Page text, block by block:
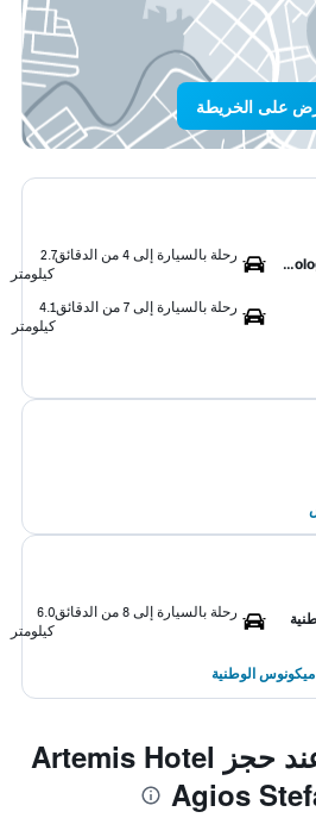
على الخريطة
Archaeological Museum of Mykonos
رحلة بالسيارة إلى 4 من الدقائق
2.7
كيلومتر
رحلة بالسيارة إلى 7 من الدقائق
4.1
كيلومتر
رحلة بالسيارة إلى 8 من الدقائق
6.0
كيلومتر
الوطنية
الأسئلة الشائعة عند حجز Artemis Hotel
Agios